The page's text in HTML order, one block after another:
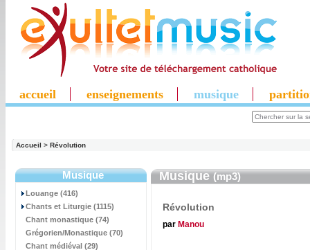
accueil enseignements musique
Accueil > Révolution
Musique
Louange (416)
Chants et Liturgie (1115)
Chant monastique (74)
Grégorien/Monastique (70)
Chant médiéval (29)
Musique(mp3)
Révolution
par Manou